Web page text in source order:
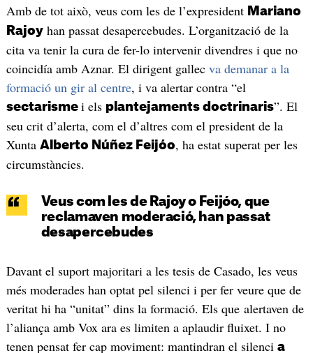
Amb de tot això, veus com les de l’expresident Mariano
Rajoyhan passat desapercebudes. L’organització de la
cita va tenir la cura de fer-lo intervenir divendres i que no
coincidía amb Aznar. El dirigent gallec va demanar a la
formació un gir al centre, i va alertar contra “el
sectarisme i els plantejaments doctrinaris”. El
seu crit d’alerta, com el d’altres com el president de la
Xunta Alberto Núñez Feijóo, ha estat superat per les
circumstàncies.
Veus com les de Rajoy o Feijóo, que
reclamaven moderació, han passat
desapercebudes
Davant el suport majoritari a les tesis de Casado, les veus
més moderades han optat pel silenci i per fer veure que de
veritat hi ha “unitat” dins la formació. Els que alertaven de
l’aliança amb Vox ara es limiten a aplaudir fluixet. I no
tenen pensat fer cap moviment: mantindran el silenci a